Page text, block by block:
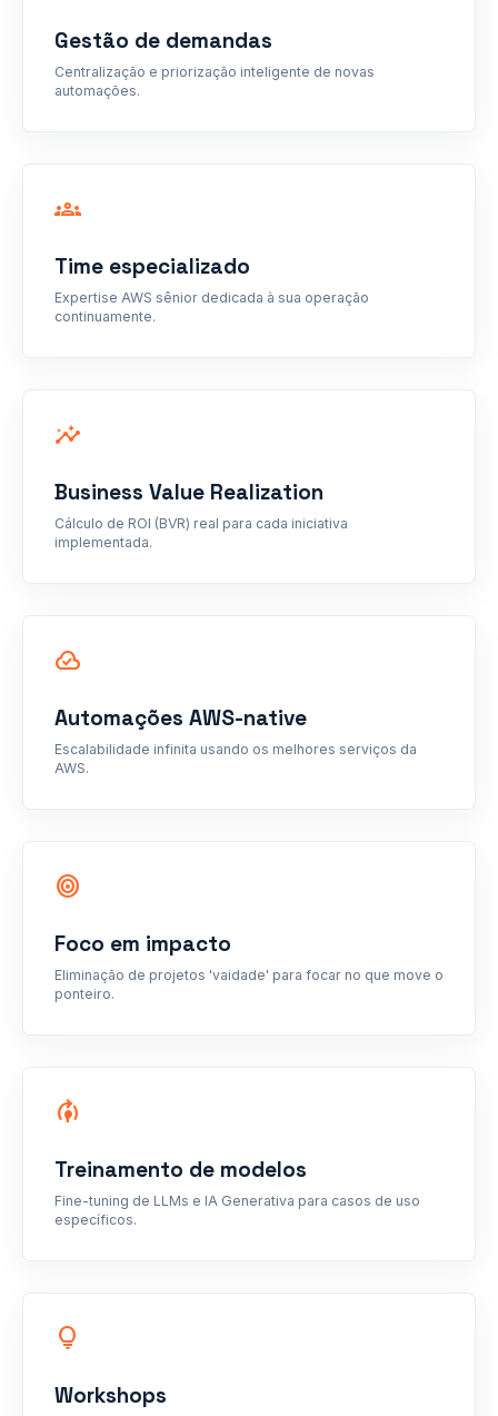
Gestão de demandas
Centralização e priorização inteligente de novas
automações.
groups
Time especializado
Expertise AWS sênior dedicada à sua operação
continuamente.
insights
Business Value Realization
Cálculo de ROI (BVR) real para cada iniciativa
implementada.
cloud_done
Automações AWS-native
Escalabilidade infinita usando os melhores serviços da
AWS.
target
Foco em impacto
Eliminação de projetos 'vaidade' para focar no que move o
ponteiro.
model_training
Treinamento de modelos
Fine-tuning de LLMs e IA Generativa para casos de uso
específicos.
lightbulb
Workshops